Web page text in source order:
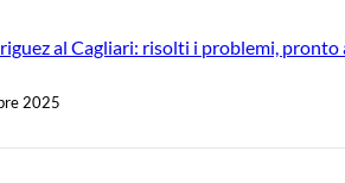
al Cagliari: risolti i problemi,
2025